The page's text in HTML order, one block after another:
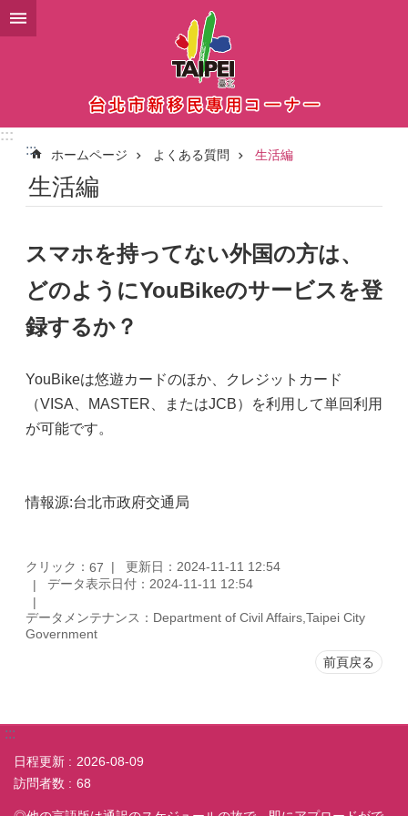
メインコンテンツブロックにスキップ
:::
:::
ホームページ よくある質問 生活編
生活編
スマホを持ってない外国の方は、
どのようにYouBikeのサービスを登
録するか？
YouBikeは悠遊カードのほか、クレジットカード
（VISA、MASTER、またはJCB）を利用して単回利用
が可能です。
情報源:台北市政府交通局
クリック： 67
更新日：2024-11-11 12:54
データ表示日付：2024-11-11 12:54
データメンテナンス：Department of Civil Affairs,Taipei City
Government
前頁戻る
:::
日程更新
2026-08-09
訪問者数
68